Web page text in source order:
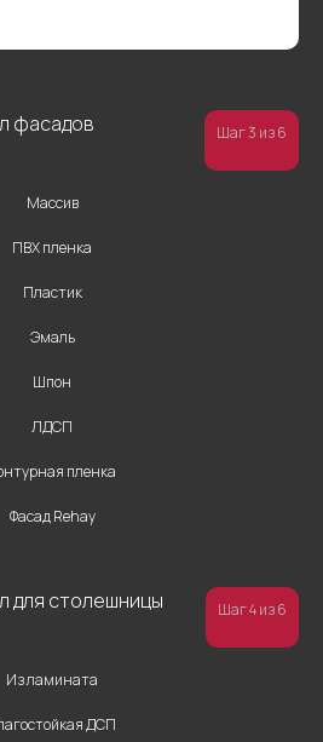
фасадов Шаг 3 из 6
Массив
ПВХ пленка
Пластик
Эмаль
Шпон
ЛДСП
пленка
Фасад Rehay
для столешницы Шаг 4 из 6
Из ламината
ДСП